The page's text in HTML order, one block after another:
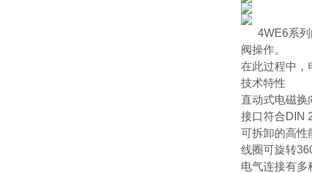
4WE6系
阀操作。
在此过程中，
技术特性
直动式电磁换
接口符合DIN
可拆卸的高性
线圈可旋转
电气连接有多